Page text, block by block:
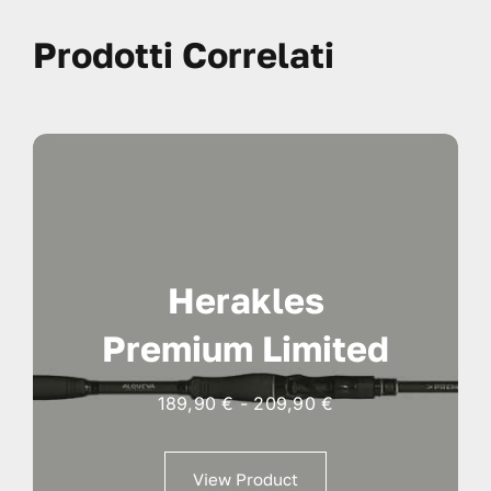
Prodotti Correlati
Herakles
Premium Limited
189,90€ - 209,90€Fascia
View Product